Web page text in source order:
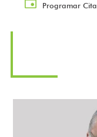
Programar Cita